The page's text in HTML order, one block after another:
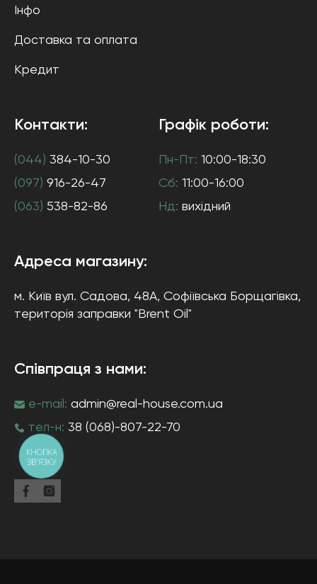
Інфо
Доставка та оплата
Кредит
Контакти:
(044) 384-10-30
(097) 916-26-47
(063) 538-82-86
Графік роботи:
Пн-Пт: 10:00-18:30
Сб: 11:00-16:00
Нд: вихідний
Адреса магазину:
м. Київ вул. Садова, 48А, Софіївська Борщагівка,
територія заправки "Brent Oil"
Співпраця з нами:
e-mail: admin@real-house.com.ua
тел-н: 38 (068)-807-22-70
КНОПКА
ЗВ'ЯЗКУ